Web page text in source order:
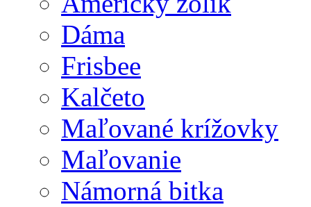
Dáma
Frisbee
Kalčeto
Maľované krížovky
Maľovanie
Námorná bitka